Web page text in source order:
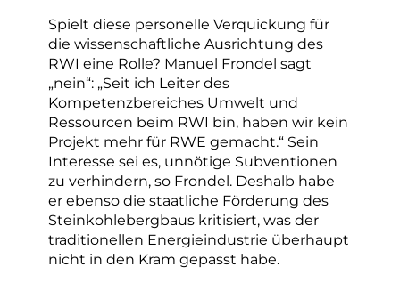
Spielt diese personelle Verquickung für
die wissenschaftliche Ausrichtung des
RWI eine Rolle? Manuel Frondel sagt
„nein“: „Seit ich Leiter des
Kompetenzbereiches Umwelt und
Ressourcen beim RWI bin, haben wir kein
Projekt mehr für RWE gemacht.“ Sein
Interesse sei es, unnötige Subventionen
zu verhindern, so Frondel. Deshalb habe
er ebenso die staatliche Förderung des
Steinkohlebergbaus kritisiert, was der
traditionellen Energieindustrie überhaupt
nicht in den Kram gepasst habe.